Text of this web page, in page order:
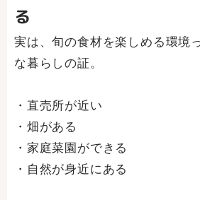
る
実は、旬の食材を楽しめる環境
な暮らしの証。
・直売所が近い
・畑がある
・家庭菜園ができる
・自然が身近にある